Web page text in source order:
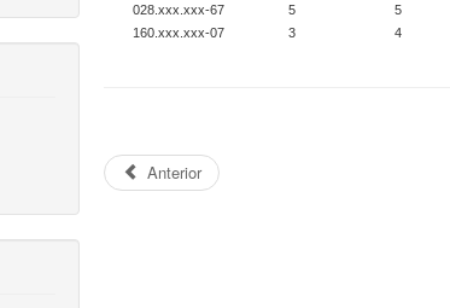
028.xxx.xxx-67
5 5
160.xxx.xxx-07
3 4
Anterior